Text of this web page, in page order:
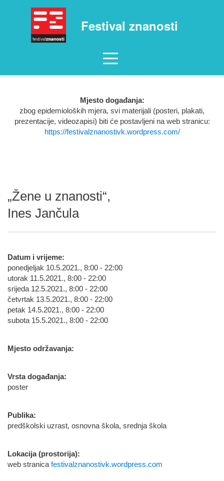
Festival znanosti
Mjesto događanja:
zbog epidemioloških mjera, svi materijali (posteri, plakati,
prezentacije, videozapisi) biti će postavljeni na web stranicu:
https://festivalznanostivk.wordpress.com/
„Žene u znanosti“,
Ines Jančula
Datum i vrijeme:
ponedjeljak 10.5.2021., 8:00 - 22:00
utorak 11.5.2021., 8:00 - 22:00
srijeda 12.5.2021., 8:00 - 22:00
četvrtak 13.5.2021., 8:00 - 22:00
petak 14.5.2021., 8:00 - 22:00
subota 15.5.2021., 8:00 - 22:00
Mjesto održavanja:
Vrsta događanja:
poster
Publika:
predškolski uzrast, osnovna škola, srednja škola
Lokacija (prostorija):
web stranica festivalznanostivk.wordpress.com